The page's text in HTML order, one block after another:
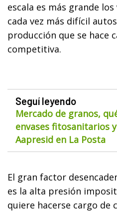
escala es más grande
cada vez más difícil
producción que se hace
competitiva.
Seguí leyendo
Mercado de granos,
envases fitosanitarios
Aapresid en La Posta
El gran factor
es la alta presión
quiere hacerse cargo de